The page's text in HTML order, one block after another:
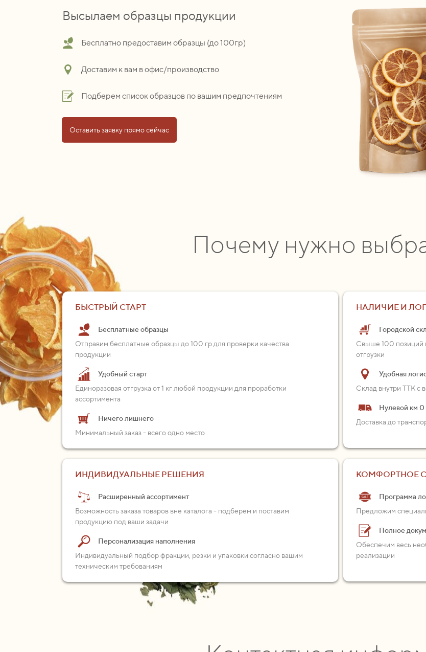
Высылаем образцы продукции
Бесплатно предоставим образцы (до 100гр)
Доставим к вам в офис/производство
Подберем список образцов по вашим предпочтениям
Оставить заявку прямо сейчас
Почему нужно
БЫСТРЫЙ СТАРТ
Бесплатные образцы
Отправим бесплатные образцы до 100 гр для проверки качества
продукции
Удобный старт
Единоразовая отгрузка от 1 кг любой продукции для проработки
ассортимента
Ничего лишнего
Минимальный заказ - всего одно место
НАЛИЧИЕ И
Городской
Свыше 100 позиций
отгрузки
Удобная
Склад внутри ТТК с
Нулевой км 0
Доставка до
ИНДИВИДУАЛЬНЫЕ РЕШЕНИЯ
Расширенный ассортимент
Возможность заказа товаров вне каталога - подберем и поставим
продукцию под ваши задачи
Персонализация наполнения
Индивидуальный подбор фракции, резки и упаковки согласно вашим
техническим требованиям
КОМФОРТНОЕ
Программа
Предложим
Полное
Обеспечим весь
реализации